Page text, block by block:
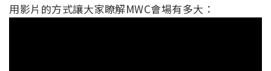
用影片的方式讓大家瞭解MWC會場有多大：